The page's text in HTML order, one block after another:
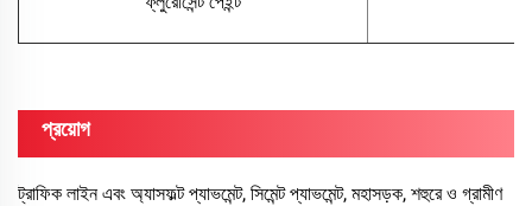
প্রয়োগ
ট্রাফিক লাইন এবং অ্যাসফল্ট প্যাভমেন্ট, সিমেন্ট প্যাভমেন্ট, মহাসড়ক, শহুরে ও গ্রামীণ